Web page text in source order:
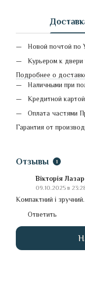
Новой почтой по
Курьером к
Подробнее о
Наличными при
Кредитной картой
Оплата частями
Гарантия от
Отзывы 1
Вікторія
09.10.2025 в
Компактний і
Ответить